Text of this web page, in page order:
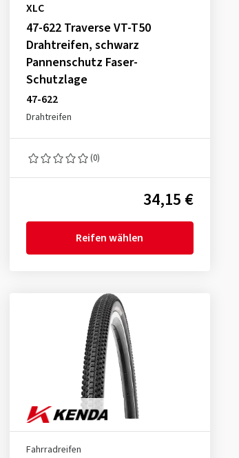
XLC
47-622 Traverse VT-T50
Drahtreifen, schwarz
Pannenschutz Faser-
Schutzlage
47-622
Drahtreifen
(0)
34,15 €
Reifen wählen
Fahrradreifen